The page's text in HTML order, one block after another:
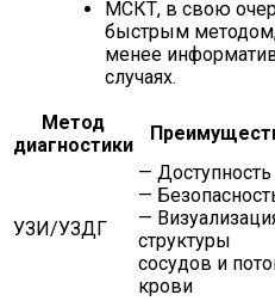
МСКТ, в свою
быстрым
менее
случаях.
Метод
диагностики
УЗИ/УЗДГ
— Доступность
—
—
структуры
сосудов и
крови